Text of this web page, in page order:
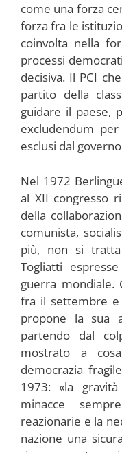
come una forza
forza fra le
coinvolta nella
processi
decisiva. Il PCI
partito della
guidare il paese,
excludendum
esclusi dal
Nel 1972
al XII congresso
della
comunista,
più, non si
Togliatti
guerra mondiale.
fra il settembre e
propone la sua
partendo dal
mostrato a
democrazia
1973: «la
minacce
reazionarie e la
nazione una